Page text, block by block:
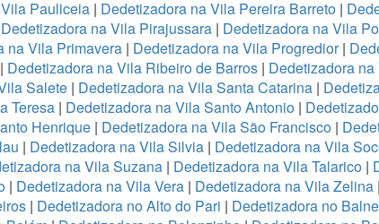
Pauliceia | Dedetizadora na Vila Pereira Barreto |
Dedetizadora na Vila Pirajussara| Dedetizadora na Vila
na Vila Primavera| Dedetizadora na Vila Progredior|
| Dedetizadora na Vila Ribeiro de Barros | Dedetizadora
Salete | Dedetizadora na Vila Santa Catarina |
Teresa | Dedetizadora na Vila Santo Antonio |
Henrique | Dedetizadora na Vila São Francisco |
| Dedetizadora na Vila Silvia | Dedetizadora na Vila
na Vila Suzana | Dedetizadora na Vila Talarico |
| Dedetizadora na Vila Vera| Dedetizadora na Vila Zelina|
| Dedetizadora no Alto do Pari | Dedetizadora no